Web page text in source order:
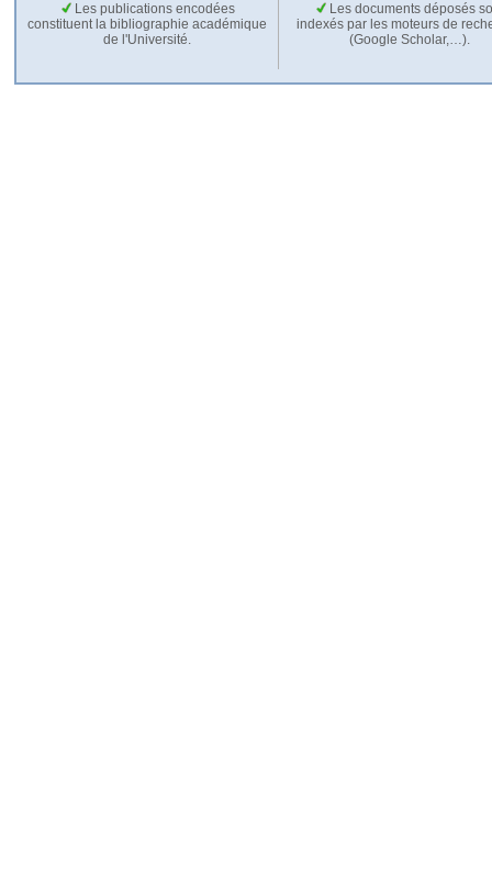
Les publications encodées
constituent la bibliographie académique
de l'Université.
Les documents déposés
indexés par les moteurs de
(Google Scholar,…).